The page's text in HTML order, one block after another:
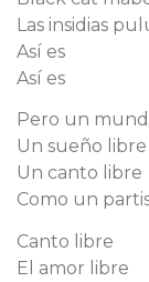
Las insidias
Así es
Así es
Pero un
Un sueño libre
Un canto libre
Como un
Canto libre
El amor libre